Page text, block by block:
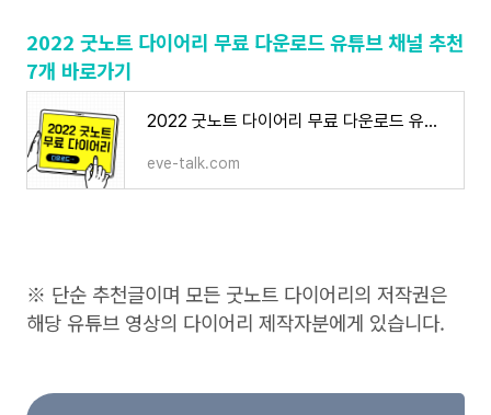
2022 굿노트 다이어리 무료 다운로드 유튜브 채널 추천
7개 바로가기
2022 굿노트 다이어리 무료 다운로드 유튜브 채널 추천 7개
eve-talk.com
※ 단순 추천글이며 모든 굿노트 다이어리의 저작권은
해당 유튜브 영상의 다이어리 제작자분에게 있습니다.